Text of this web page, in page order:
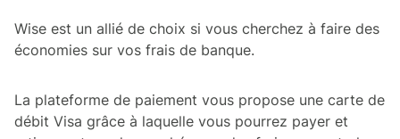
Wise est un allié de choix si vous cherchez à faire des
économies sur vos frais de banque.
La plateforme de paiement vous propose une carte de
débit Visa grâce à laquelle vous pourrez payer et